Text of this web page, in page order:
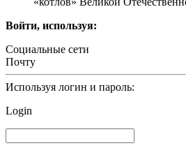
Войти, используя:
Социальные сети
Почту
Используя логин и пароль:
Login